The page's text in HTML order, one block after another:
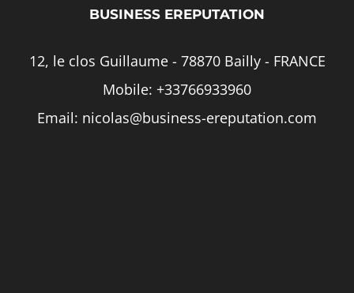
BUSINESS EREPUTATION
12, le clos Guillaume - 78870 Bailly - FRANCE
Mobile: +33766933960
Email: nicolas@business-ereputation.com